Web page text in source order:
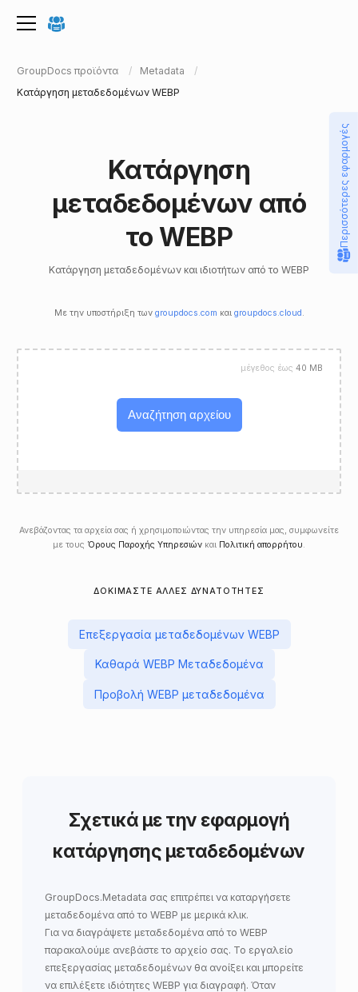
GroupDocs προϊόντα
Metadata
Κατάργηση μεταδεδομένων WEBP
Κατάργηση
μεταδεδομένων από
το WEBP
Κατάργηση μεταδεδομένων και ιδιοτήτων από το WEBP
Με την υποστήριξη των groupdocs.com και groupdocs.cloud .
Αναζήτηση αρχείου
μέγεθος έως 40 MB
Ανεβάζοντας τα αρχεία σας ή χρησιμοποιώντας την υπηρεσία μας, συμφωνείτε
με τους Όρους Παροχής Υπηρεσιών και Πολιτική απορρήτου.
ΔΟΚΙΜΆΣΤΕ ΆΛΛΕΣ ΔΥΝΑΤΌΤΗΤΕΣ
Επεξεργασία μεταδεδομένων WEBP
Καθαρά WEBP Μεταδεδομένα
Προβολή WEBP μεταδεδομένα
Σχετικά με την εφαρμογή
κατάργησης μεταδεδομένων
GroupDocs.Metadata σας επιτρέπει να καταργήσετε
μεταδεδομένα από το WEBP με μερικά κλικ.
Για να διαγράψετε μεταδεδομένα από το WEBP
παρακαλούμε ανεβάστε το αρχείο σας. Το εργαλείο
επεξεργασίας μεταδεδομένων θα ανοίξει και μπορείτε
να επιλέξετε ιδιότητες WEBP για διαγραφή. Όταν
Περισσότερες εφαρμογές